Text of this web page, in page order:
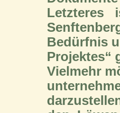
Letzteres
Bedürfnis
Projektes“
Vielmehr